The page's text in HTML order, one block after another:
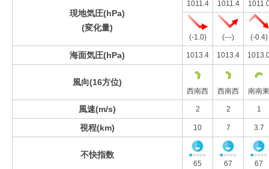
現地気圧(hPa)
(変化量)
1011.4 1011.4
(-1.0) (---) (-0.4)
海面気圧(hPa) 1013.4 1013.4
風向(16方位)
西南西 西南西 南南東
風速(m/s) 2 2 1
視程(km) 10 7 3.7
不快指数
65 67 67